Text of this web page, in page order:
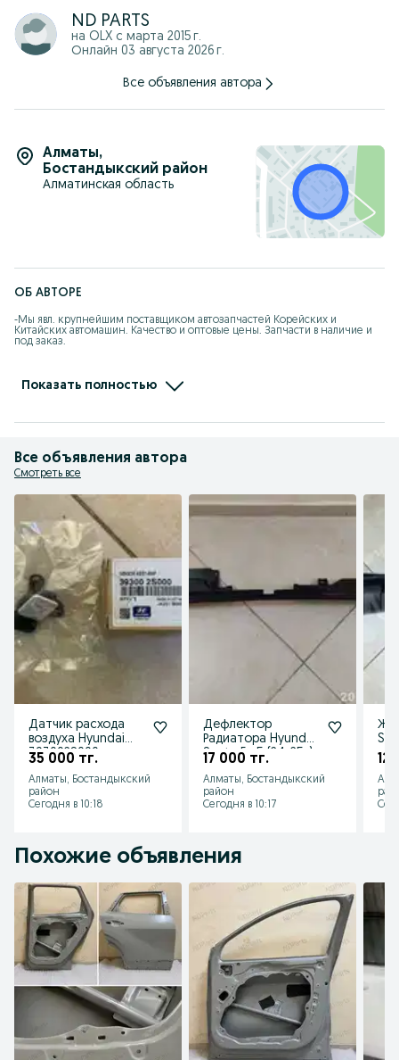
ND PARTS
на OLX с марта 2015 г.
Онлайн 03 августа 2026 г.
Все объявления автора
Алматы,
Бостандыкский район
Алматинская область
ОБ АВТОРЕ
-Мы явл. крупнейшим поставщиком автозапчастей Корейских и
Китайских автомашин. Качество и оптовые цены. Запчасти в наличие и
под заказ.
- Действует покупка в рассрочку.
Показать полностью
Все объявления автора
Смотреть все
Датчик расхода
воздуха Hyundai
393002S000 датчик
давления
35 000 тг.
Алматы, Бостандыкский
район
Сегодня в 10:18
Дефлектор
Радиатора Hyundai
Santa Fe 5 (24-25г)
17 000 тг.
Алматы, Бостандыкский
район
Сегодня в 10:17
Похожие объявления